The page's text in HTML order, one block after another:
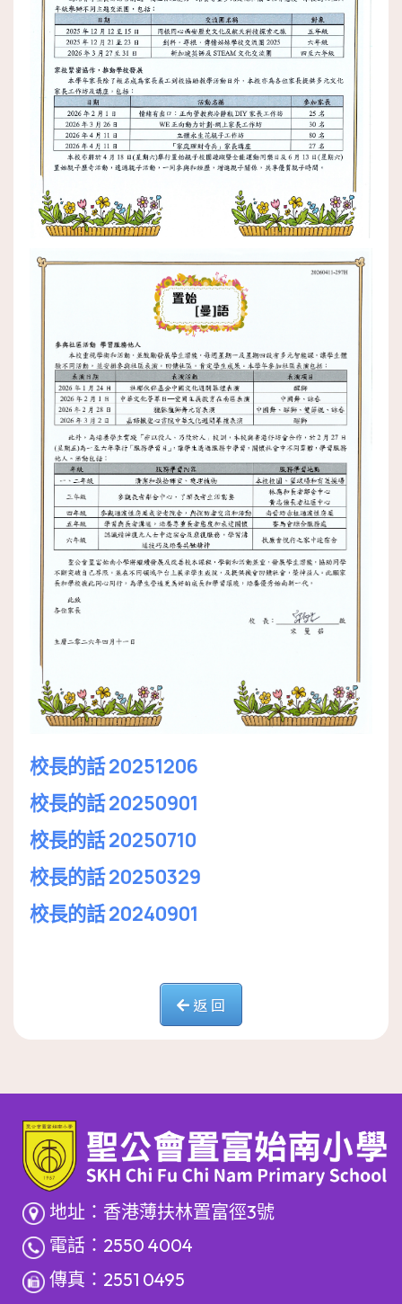
校長的話 20251206
校長的話 20250901
校長的話 20250710
校長的話 20250329
校長的話 20240901
返 回
地址：香港薄扶林置富徑3號
電話：2550 4004
傳真：2551 0495